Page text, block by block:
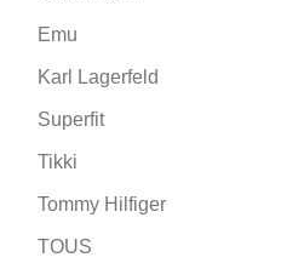
Emu
Karl Lagerfeld
Superfit
Tikki
Tommy Hilfiger
TOUS